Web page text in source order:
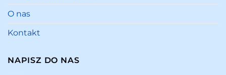
O nas
Kontakt
NAPISZ DO NAS